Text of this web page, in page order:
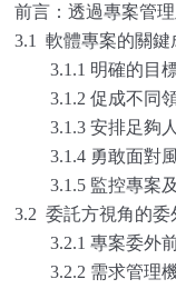
前言：透過專案管
3.1 軟體專案的關鍵
3.1.1 明確的目標
3.1.2 促成不同領
3.1.3 安排足夠人
3.1.4 勇敢面對風
3.1.5 監控專案及
3.2 委託方視角的委
3.2.1 專案委外前
3.2.2 需求管理